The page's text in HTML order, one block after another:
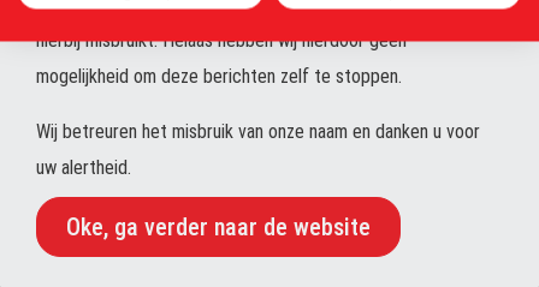
te maken.
Meedoen aan de verduurzaming van uw
mogelijkheden om concreet te investeren in
schone kilometers. Neem contact op voor de
mogelijkheden.
hierbij misbruikt. Helaas hebben wij hierdoor geen
mogelijkheid om deze berichten zelf te stoppen.
Wij betreuren het misbruik van onze naam en danken u voor
uw alertheid.
Oke, ga verder naar de website